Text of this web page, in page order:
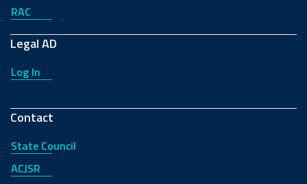
RAC
Legal AD
Log In
Contact
State Council
ACJSR